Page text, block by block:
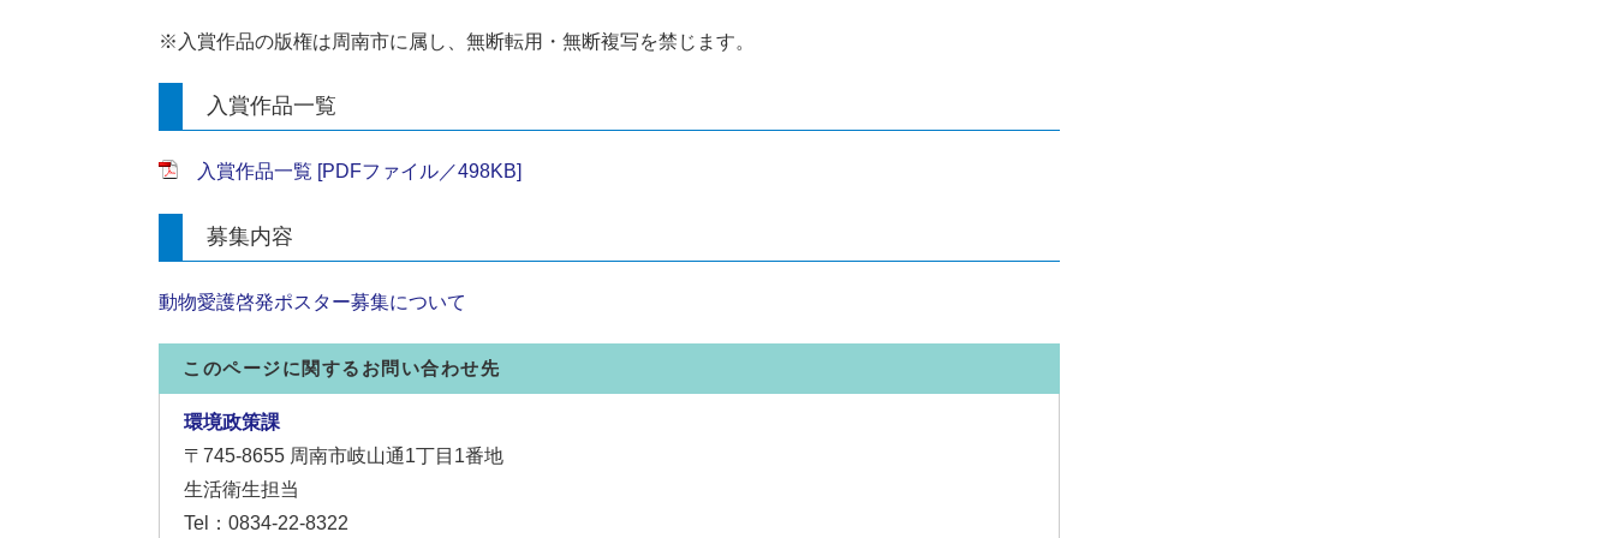
※入賞作品の版権は周南市に属し、無断転用・無断複写を禁じます。
入賞作品一覧
入賞作品一覧 [PDFファイル／498KB]
募集内容
動物愛護啓発ポスター募集について
このページに関するお問い合わせ先
環境政策課
〒745-8655 周南市岐山通1丁目1番地
生活衛生担当
Tel：0834-22-8322